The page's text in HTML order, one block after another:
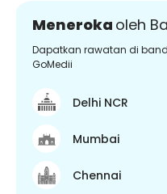
Meneroka oleh
Dapatkan rawatan di
GoMedii
Delhi NCR
Mumbai
Chennai